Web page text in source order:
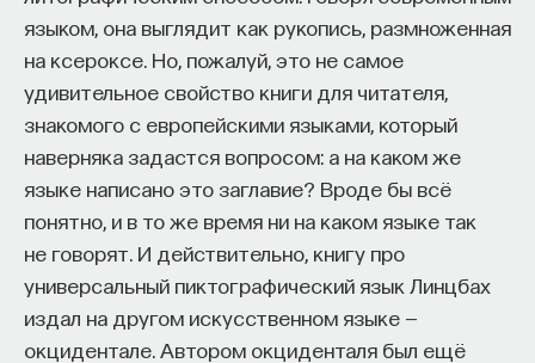
языком, она выглядит как рукопись, размноженная
на ксероксе. Но, пожалуй, это не самое
удивительное свойство книги для читателя,
знакомого с европейскими языками, который
наверняка задастся вопросом: а на каком же
языке написано это заглавие? Вроде бы всё
понятно, и в то же время ни на каком языке так
не говорят. И действительно, книгу про
универсальный пиктографический язык Линцбах
издал на другом искусственном языке —
окцидентале. Автором окциденталя был ещё